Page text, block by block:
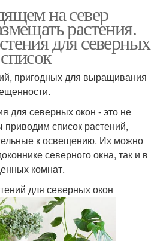
на север
растения.
для северных
пригодных для выращивания
для северных окон - это не
список растений,
к освещению. Их можно
северного окна, так и в
комнат.
для северных окон